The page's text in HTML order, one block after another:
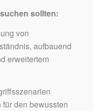
sollten:
von
aufbauend
erweitertem
den bewussten